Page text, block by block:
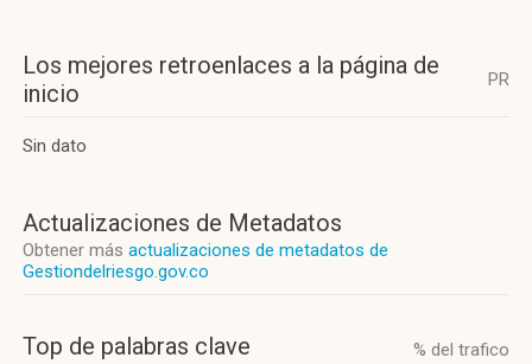
Los mejores retroenlaces a la página de
inicio
PR
Sin dato
Actualizaciones de Metadatos
Obtener más actualizaciones de metadatos de
Gestiondelriesgo.gov.co
Top de palabras clave % del trafico